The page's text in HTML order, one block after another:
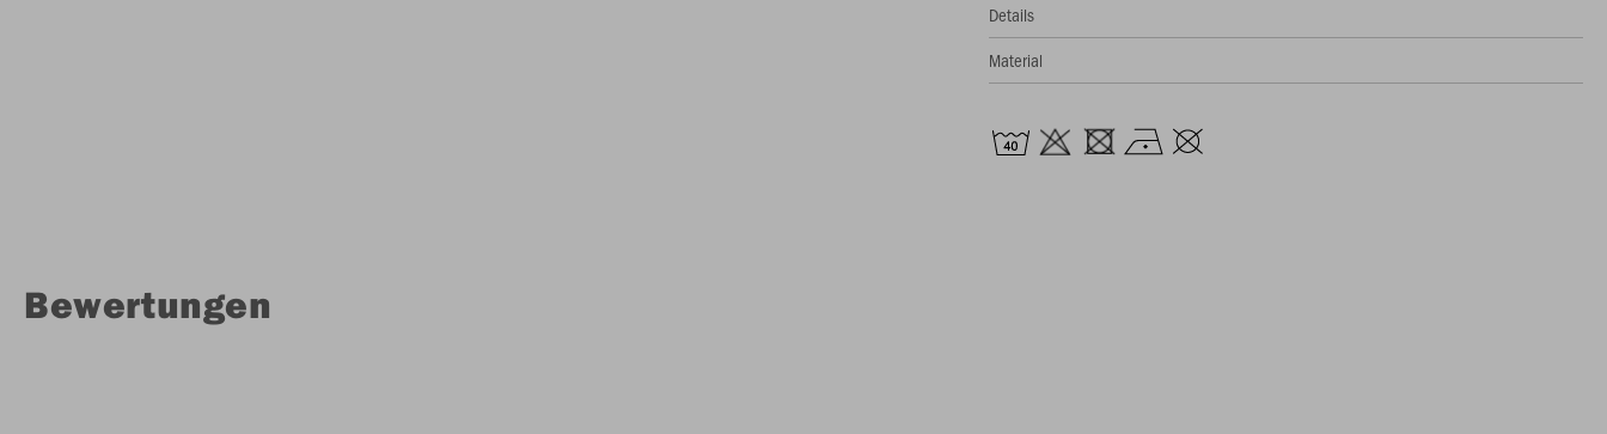
Details
Material
Bewertungen